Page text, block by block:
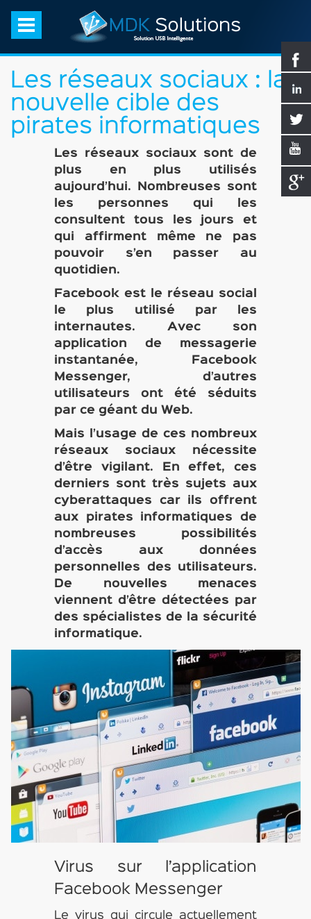
Les réseaux sociaux : la
nouvelle cible des
pirates informatiques
Les réseaux sociaux sont de
plus en plus utilisés
aujourd’hui. Nombreuses sont
les personnes qui les
consultent tous les jours et
qui affirment même ne pas
pouvoir s’en passer au
quotidien.
Facebook est le réseau social
le plus utilisé par les
internautes. Avec son
application de messagerie
instantanée, Facebook
Messenger, d’autres
utilisateurs ont été séduits
par ce géant du Web.
Mais l’usage de ces nombreux
réseaux sociaux nécessite
d’être vigilant. En effet, ces
derniers sont très sujets aux
cyberattaques car ils offrent
aux pirates informatiques de
nombreuses possibilités
d’accès aux données
personnelles des utilisateurs.
De nouvelles menaces
viennent d’être détectées par
des spécialistes de la sécurité
informatique.
Virus sur l’application
Facebook Messenger
Le virus qui circule actuellement